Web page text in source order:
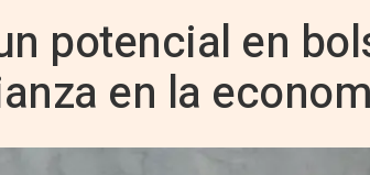
potencial en
en la